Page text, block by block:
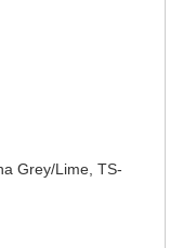
Grey/Lime, TS-